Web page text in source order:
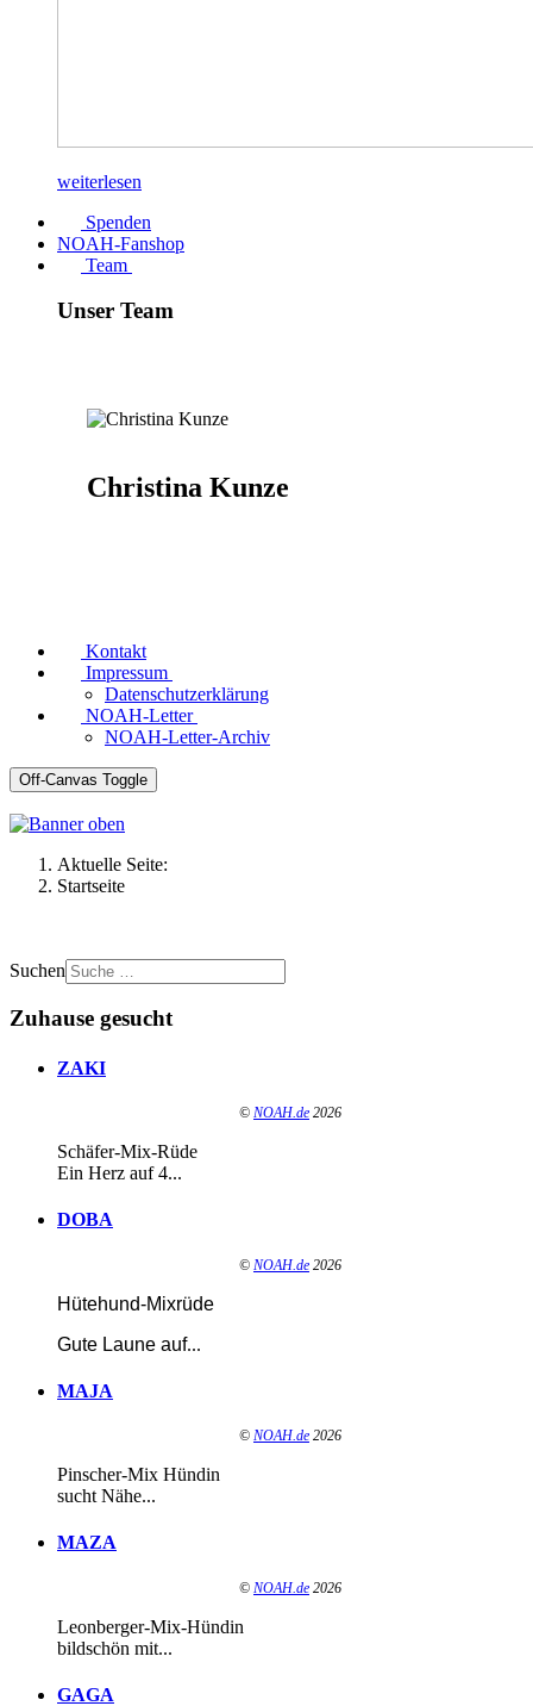
weiterlesen
Spenden
NOAH-Fanshop
Team
Unser Team
Christina Kunze
Kontakt
Impressum
Datenschutzerklärung
NOAH-Letter
NOAH-Letter-Archiv
Off-Canvas Toggle
Aktuelle Seite:
Startseite
Suchen
Zuhause gesucht
ZAKI
© NOAH.de 2026
Schäfer-Mix-Rüde
Ein Herz auf 4...
DOBA
© NOAH.de 2026
Hütehund-Mixrüde
Gute Laune auf...
MAJA
© NOAH.de 2026
Pinscher-Mix Hündin
sucht Nähe...
MAZA
© NOAH.de 2026
Leonberger-Mix-Hündin
bildschön mit...
GAGA